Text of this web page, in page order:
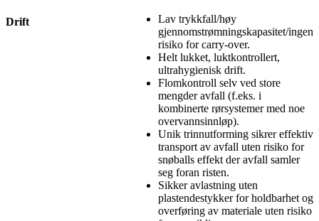
Drift
Lav trykkfall/høy
gjennomstrømningskapasitet/ingen
risiko for carry-over.
Helt lukket, luktkontrollert,
ultrahygienisk drift.
Flomkontroll selv ved store
mengder avfall (f.eks. i
kombinerte rørsystemer med noe
overvannsinnløp).
Unik trinnutforming sikrer effektiv
transport av avfall uten risiko for
snøballs effekt der avfall samler
seg foran risten.
Sikker avlastning uten
plastendestykker for holdbarhet og
overføring av materiale uten risiko